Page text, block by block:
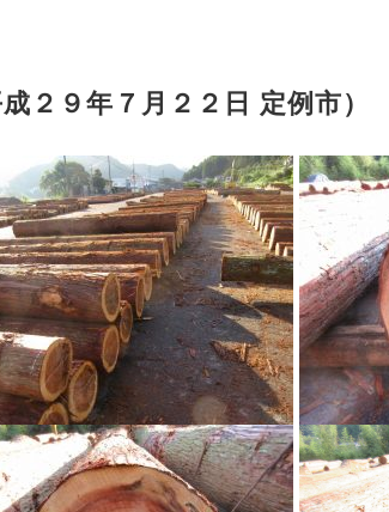
９年７月２２日 定例市）